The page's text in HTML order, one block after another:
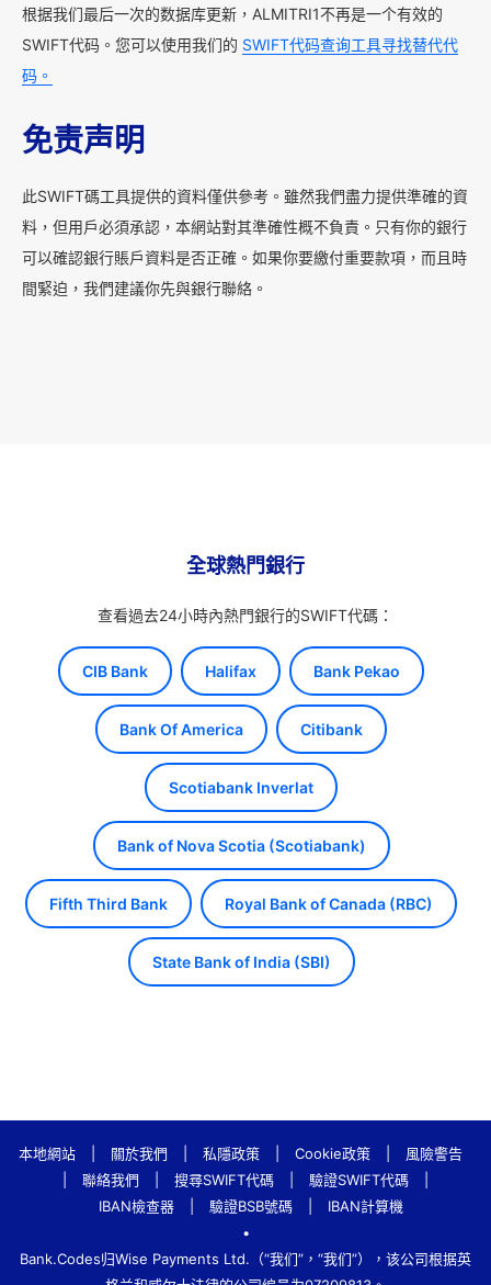
根据我们最后一次的数据库更新，ALMITRI1不再是一个有效的
SWIFT代码。您可以使用我们的 SWIFT代码查询工具寻找替代代
码。
免责声明
此SWIFT碼工具提供的資料僅供參考。雖然我們盡力提供準確的資
料，但用戶必須承認，本網站對其準確性概不負責。只有你的銀行
可以確認銀行賬戶資料是否正確。如果你要繳付重要款項，而且時
間緊迫，我們建議你先與銀行聯絡。
全球熱門銀行
查看過去24小時內熱門銀行的SWIFT代碼：
CIB Bank Halifax Bank Pekao
Bank Of America Citibank
Scotiabank Inverlat
Bank of Nova Scotia (Scotiabank)
Fifth Third Bank Royal Bank of Canada (RBC)
State Bank of India (SBI)
本地網站 關於我們 私隱政策 Cookie政策
風險警告
聯絡我們 搜尋SWIFT代碼 驗證SWIFT代碼
IBAN檢查器
驗證BSB號碼
IBAN計算機
•
Bank.Codes归Wise Payments Ltd.（“我们”，“我们”），该公司根据英